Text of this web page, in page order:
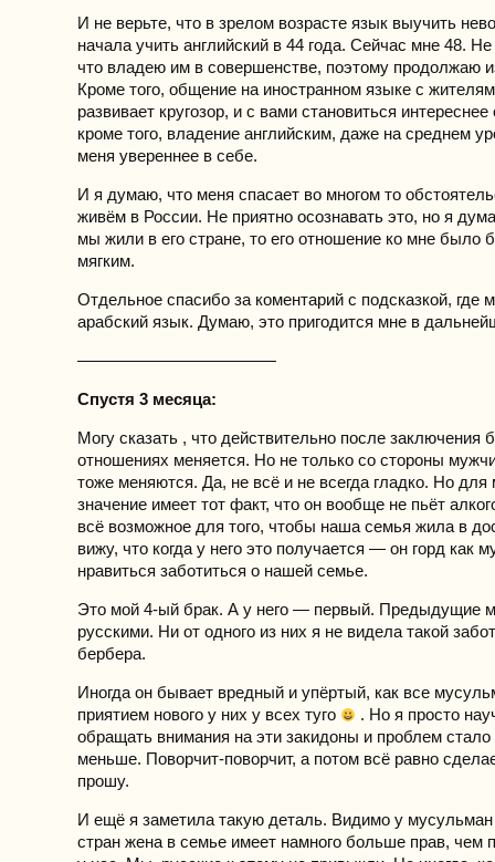
И не верьте, что в зрелом возрасте язык выучить
начала учить английский в 44 года. Сейчас мне 48. Не
что владею им в совершенстве, поэтому продолжаю
Кроме того, общение на иностранном языке с
развивает кругозор, и с вами становиться
кроме того, владение английским, даже на среднем
меня увереннее в себе.
И я думаю, что меня спасает во многом то
живём в России. Не приятно осознавать это, но я
мы жили в его стране, то его отношение ко мне было
мягким.
Отдельное спасибо за коментарий с подсказкой, где
арабский язык. Думаю, это пригодится мне в
————————————
Спустя 3 месяца:
Могу сказать , что действительно после заключения
отношениях меняется. Но не только со стороны
тоже меняются. Да, не всё и не всегда гладко. Но
значение имеет тот факт, что он вообще не пьёт
всё возможное для того, чтобы наша семья жила в
вижу, что когда у него это получается — он горд как
нравиться заботиться о нашей семье.
Это мой 4-ый брак. А у него — первый. Предыдущие
русскими. Ни от одного из них я не видела такой
бербера.
Иногда он бывает вредный и упёртый, как все
приятием нового у них у всех туго
. Но я просто
обращать внимания на эти закидоны и проблем стало
меньше. Поворчит-поворчит, а потом всё равно
прошу.
И ещё я заметила такую деталь. Видимо у мусульман
стран жена в семье имеет намного больше прав, чем